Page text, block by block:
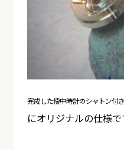
完成した懐中時計のシャトン付
にオリジナルの仕様で